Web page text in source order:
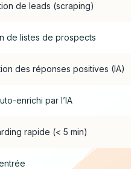
de leads (scraping)
de listes de prospects
des réponses positives (IA)
enrichi par l’IA
rapide (< 5 min)